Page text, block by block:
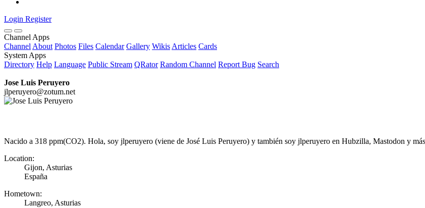
Login Register
Channel Apps
Channel About Photos Files Calendar Gallery Wikis Articles Cards
System Apps
Directory Help Language Public Stream QRator Random Channel Report Bug Search
Jose Luis Peruyero
jlperuyero@zotum.net
Nacido a 318 ppm(CO2). Hola, soy jlperuyero (viene de José Luis Peruyero) y también soy jlperuyero en Hubzilla, Mastodon y
Location:
Gijon, Asturias
España
Hometown:
Langreo, Asturias